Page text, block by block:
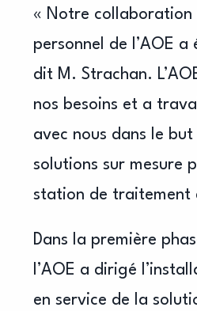
« Notre collaboration
personnel de l’AOE
dit M. Strachan.
nos besoins et a
avec nous dans le but
solutions sur mesure
station de traitement
Dans la première
l’AOE a dirigé
en service de la